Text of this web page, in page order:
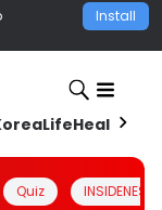
Install
LifeHealth
Quiz INSIDENESIA